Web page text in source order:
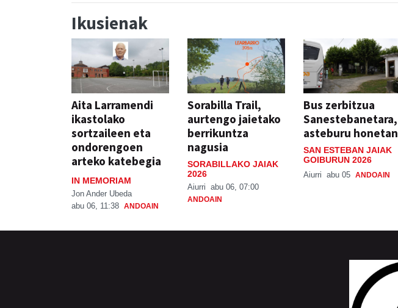
Ikusienak
Aita Larramendi
ikastolako
sortzaileen eta
ondorengoen
arteko katebegia
IN MEMORIAM
Jon Ander Ubeda
abu 06, 11:38 ANDOAIN
Sorabilla Trail,
aurtengo jaietako
berrikuntza
nagusia
SORABILLAKO JAIAK
2026
Aiurri abu 06, 07:00
ANDOAIN
Bus zerbitzua
Sanestebanetara,
asteburu honetan
SAN ESTEBAN JAIAK
GOIBURUN 2026
Aiurri abu 05 ANDOAIN